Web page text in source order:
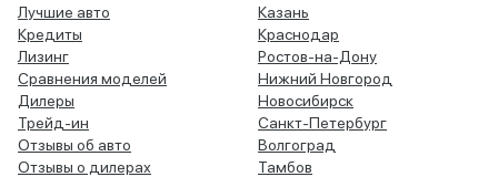
Лучшие авто
Кредиты
Лизинг
Сравнения моделей
Дилеры
Трейд-ин
Отзывы об авто
Отзывы о дилерах
Казань
Краснодар
Ростов-на-Дону
Нижний Новгород
Новосибирск
Санкт-Петербург
Волгоград
Тамбов